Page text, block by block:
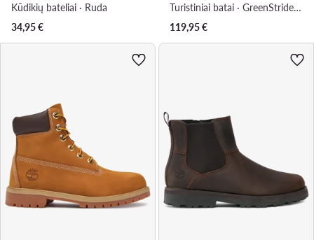
Kūdikių bateliai · Ruda
34,95€
Turistiniai batai · GreenStride™ Motion 6 TB1A66P82311 · Ruda
119,95€